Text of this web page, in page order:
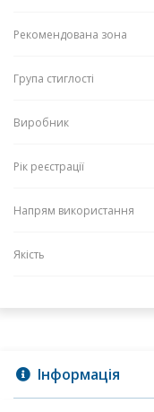
Рекомендована зона
Група стиглості
Виробник
Рік реєстрації
Напрям використання
Якість
Інформація